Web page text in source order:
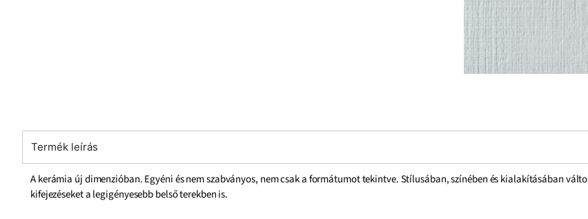
Termék leírás
A kerámia új dimenzióban. Egyéni és nem szabványos, nem csak a formátumot tekintve. Stílusában, színében és kialakításában
kifejezéseket a legigényesebb belső terekben is.